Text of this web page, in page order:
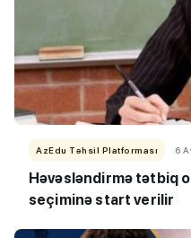
AzEdu Təhsil Platforması 6
Həvəsləndirmə tətbiq
seçiminə start verilir